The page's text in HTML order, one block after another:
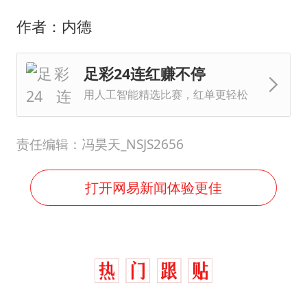
作者：内德
足彩24连红赚不停
用人工智能精选比赛，红单更轻松
责任编辑：冯昊天_NSJS2656
打开网易新闻体验更佳